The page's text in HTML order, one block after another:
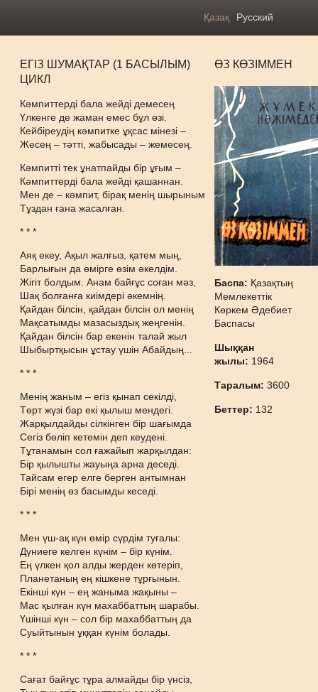
Қазақ Русский
ЕГІЗ ШУМАҚТАР (1 БАСЫЛЫМ)
ЦИКЛ
Кәмпиттерді бала жейді демесең
Үлкенге де жаман емес бұл өзі.
Кейбіреудің кәмпитке ұқсас мінезі –
Жесең – тәтті, жабысады – жемесең.
Кәмпитті тек ұнатпайды бір ұғым –
Кәмпиттерді бала жейді қашаннан.
Мен де – кәмпит, бірақ менің шырыным
Тұздан ғана жасалған.
* * *
Аяқ екеу, Ақыл жалғыз, қатем мың,
Барлығын да өмірге өзім әкелдім.
Жігіт болдым. Анам байғұс соған мәз,
Шақ болғанға киімдері әкемнің.
Қайдан білсін, қайдан білсін ол менің
Мақсатымды мазасыздық жеңгенін.
Қайдан білсін бар екенін талай жыл
Шыбыртқысын ұстау үшін Абайдың...
* * *
Менің жаным – егіз қынап секілді,
Төрт жүзі бар екі қылыш мендегі.
Жарқылдайды сілкінген бір шағымда
Сегіз бөліп кетемін деп кеудені.
Тұтанамын сол ғажайып жарқылдан:
Бір қылышты жауыңа арна деседі.
Тайсам егер елге берген антымнан
Бірі менің өз басымды кеседі.
* * *
Мен үш-ақ күн өмір сүрдім туғалы:
Дүниеге келген күнім – бір күнім.
Ең үлкен қол алды жерден көтеріп,
Планетаның ең кішкене тұрғынын.
Екінші күн – ең жаныма жақыны –
Мас қылған күн махаббаттың шарабы.
Үшінші күн – сол бір махаббаттың да
Суыйтынын ұққан күнім болады.
* * *
Сағат байғұс тұра алмайды бір үнсіз,
ӨЗ КӨЗІММЕН
Баспа: Қазақтың
Мемлекеттік
Көркем Әдебиет
Баспасы
Шыққан
жылы: 1964
Таралым:3600
Беттер: 132